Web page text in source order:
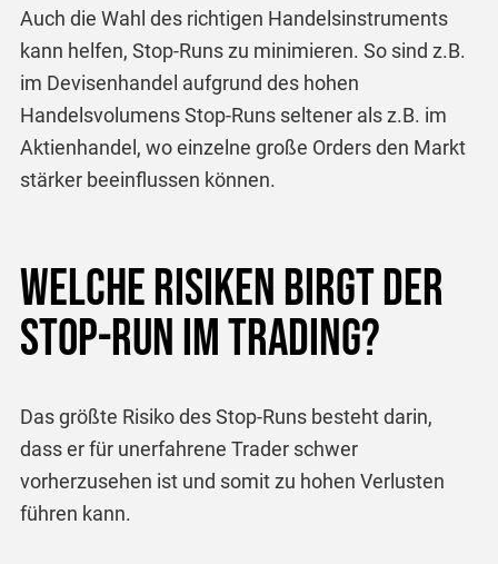
Auch die Wahl des richtigen Handelsinstruments
kann helfen, Stop-Runs zu minimieren. So sind z.B.
im Devisenhandel aufgrund des hohen
Handelsvolumens Stop-Runs seltener als z.B. im
Aktienhandel, wo einzelne große Orders den Markt
stärker beeinflussen können.
Welche Risiken birgt der
Stop-Run im Trading?
Das größte Risiko des Stop-Runs besteht darin,
dass er für unerfahrene Trader schwer
vorherzusehen ist und somit zu hohen Verlusten
führen kann.